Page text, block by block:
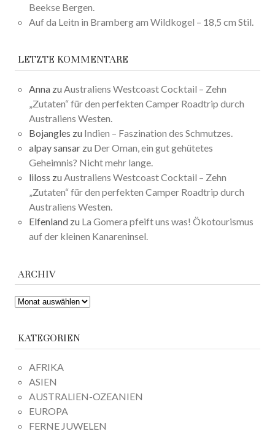
Beekse Bergen.
Auf da Leitn in Bramberg am Wildkogel – 18,5 cm Stil.
LETZTE KOMMENTARE
Anna zuAustraliens Westcoast Cocktail – Zehn
„Zutaten“ für den perfekten Camper Roadtrip durch
Australiens Westen.
Bojangles zu Indien – Faszination des Schmutzes.
alpay sansar zu Der Oman, ein gut gehütetes
Geheimnis? Nicht mehr lange.
liloss zuAustraliens Westcoast Cocktail – Zehn
„Zutaten“ für den perfekten Camper Roadtrip durch
Australiens Westen.
Elfenland zu La Gomera pfeift uns was! Ökotourismus
auf der kleinen Kanareninsel.
ARCHIV
ARCHIV
KATEGORIEN
AFRIKA
ASIEN
AUSTRALIEN-OZEANIEN
EUROPA
FERNE JUWELEN